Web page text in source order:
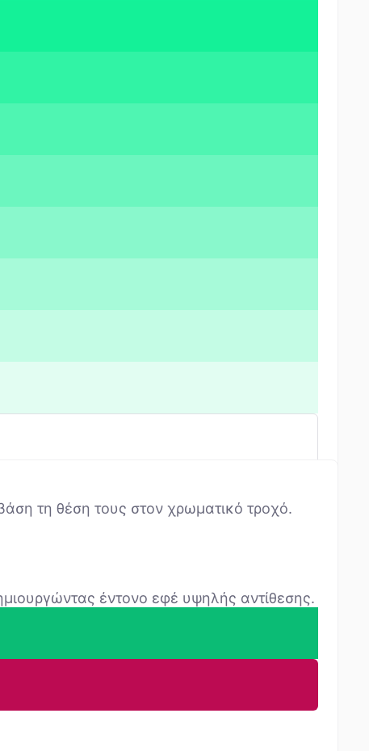
τη θέση τους στον χρωματικό τροχό.
έντονο εφέ υψηλής αντίθεσης.